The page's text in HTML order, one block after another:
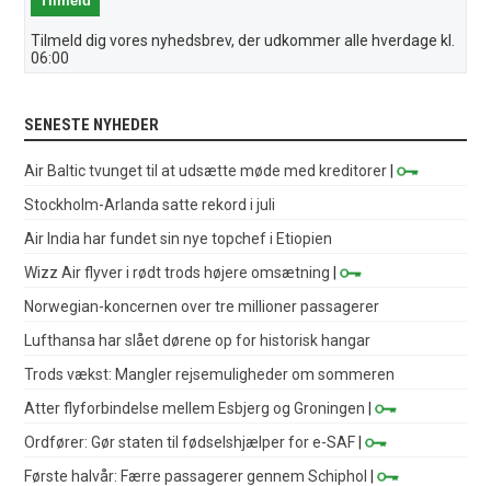
Tilmeld dig vores nyhedsbrev, der udkommer alle hverdage kl.
06:00
SENESTE NYHEDER
Air Baltic tvunget til at udsætte møde med kreditorer |
Stockholm-Arlanda satte rekord i juli
Air India har fundet sin nye topchef i Etiopien
Wizz Air flyver i rødt trods højere omsætning |
Norwegian-koncernen over tre millioner passagerer
Lufthansa har slået dørene op for historisk hangar
Trods vækst: Mangler rejsemuligheder om sommeren
Atter flyforbindelse mellem Esbjerg og Groningen |
Ordfører: Gør staten til fødselshjælper for e-SAF |
Første halvår: Færre passagerer gennem Schiphol
|